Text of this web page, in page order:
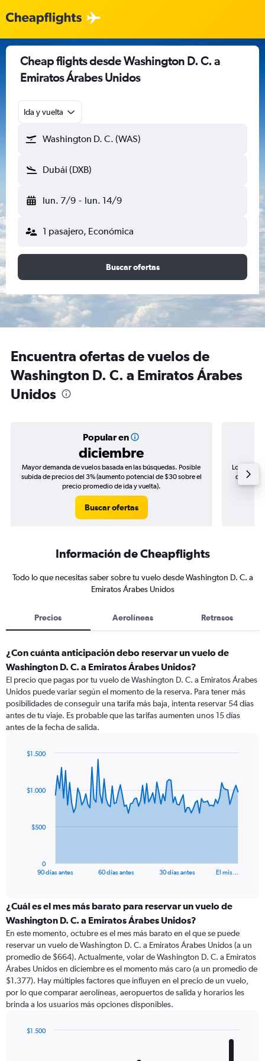
Cheap flights desde Washington D. C. a
Emiratos Árabes Unidos
Ida y vuelta
Washington D. C. (WAS)
Dubái (DXB)
lun. 7/9 - lun. 14/9
1 pasajero, Económica
Buscar ofertas
Encuentra ofertas de vuelos de
Washington D. C. a Emiratos Árabes
Unidos
Popular en
diciembre
Mayor demanda de vuelos basada en las búsquedas. Posible
subida de precios del 3% (aumento potencial de $30 sobre el
precio promedio de ida y vuelta).
Buscar ofertas
Los
de
Información de Cheapflights
Todo lo que necesitas saber sobre tu vuelo desde Washington D. C. a
Emiratos Árabes Unidos
Precios Aerolíneas Retrasos
¿Con cuánta anticipación debo reservar un vuelo de
Washington D. C. a Emiratos Árabes Unidos?
El precio que pagas por tu vuelo de Washington D. C. a Emiratos Árabes
Unidos puede variar según el momento de la reserva. Para tener más
posibilidades de conseguir una tarifa más baja, intenta reservar 54 días
antes de tu viaje. Es probable que las tarifas aumenten unos 15 días
antes de la fecha de salida.
data
The
categories.
Range:
categories.
The
chart
has
1
Y
axis
values.
90 días antes 60 días antes 30 días antes El mis…
0
$500
$1.000
$1.500
¿Cuál es el mes más barato para reservar un vuelo de
Washington D. C. a Emiratos Árabes Unidos?
En este momento, octubre es el mes más barato en el que se puede
reservar un vuelo de Washington D. C. a Emiratos Árabes Unidos (a un
promedio de $664). Actualmente, volar de Washington D. C. a Emiratos
Árabes Unidos en diciembre es el momento más caro (a un promedio de
$1.377). Hay múltiples factores que influyen en el precio de un vuelo,
por lo que comparar aerolíneas, aeropuertos de salida y horarios les
brinda a los usuarios más opciones disponibles.
$1.500